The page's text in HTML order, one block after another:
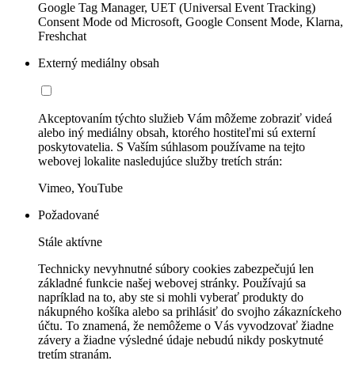
Google Tag Manager, UET (Universal Event Tracking)
Consent Mode od Microsoft, Google Consent Mode, Klarna,
Freshchat
Externý mediálny obsah
Akceptovaním týchto služieb Vám môžeme zobraziť videá
alebo iný mediálny obsah, ktorého hostiteľmi sú externí
poskytovatelia. S Vaším súhlasom používame na tejto
webovej lokalite nasledujúce služby tretích strán:
Vimeo, YouTube
Požadované
Stále aktívne
Technicky nevyhnutné súbory cookies zabezpečujú len
základné funkcie našej webovej stránky. Používajú sa
napríklad na to, aby ste si mohli vyberať produkty do
nákupného košíka alebo sa prihlásiť do svojho zákazníckeho
účtu. To znamená, že nemôžeme o Vás vyvodzovať žiadne
závery a žiadne výsledné údaje nebudú nikdy poskytnuté
tretím stranám.